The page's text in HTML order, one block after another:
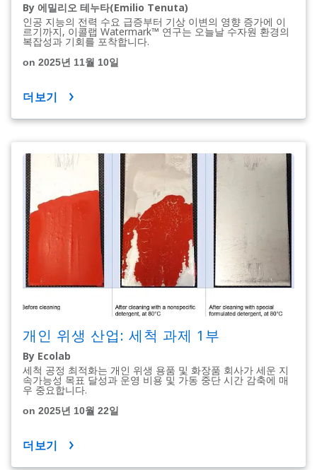
By 에밀리오 테누타(Emilio Tenuta)
인공 지능의 전력 수요 급증부터 기상 이변의 영향 증가에 이
르기까지, 이콜랩 Watermark​​​​​​​™ 연구는 오늘날 수자원 환경의
복잡성과 기회를 포착합니다.
on 2025년 11월 10일
더보기
개인 위생 산업: 세척 과제 1부
By Ecolab
세척 공정 최적화는 개인 위생 용품 및 화장품 회사가 세운 지
속가능성 목표 달성과 운영 비용 및 가동 중단 시간 감축에 매
우 중요합니다.
on 2025년 10월 22일
더보기